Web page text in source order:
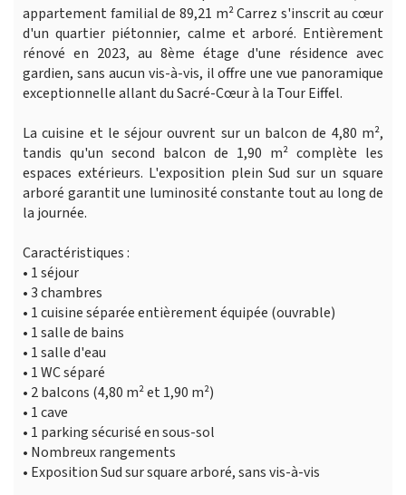
appartement familial de 89,21 m² Carrez s'inscrit au cœur
d'un quartier piétonnier, calme et arboré. Entièrement
rénové en 2023, au 8ème étage d'une résidence avec
gardien, sans aucun vis-à-vis, il offre une vue panoramique
exceptionnelle allant du Sacré-Cœur à la Tour Eiffel.
La cuisine et le séjour ouvrent sur un balcon de 4,80 m²,
tandis qu'un second balcon de 1,90 m² complète les
espaces extérieurs. L'exposition plein Sud sur un square
arboré garantit une luminosité constante tout au long de
la journée.
Caractéristiques :
• 1 séjour
• 3 chambres
• 1 cuisine séparée entièrement équipée (ouvrable)
• 1 salle de bains
• 1 salle d'eau
• 1 WC séparé
• 2 balcons (4,80 m² et 1,90 m²)
• 1 cave
• 1 parking sécurisé en sous-sol
• Nombreux rangements
• Exposition Sud sur square arboré, sans vis-à-vis